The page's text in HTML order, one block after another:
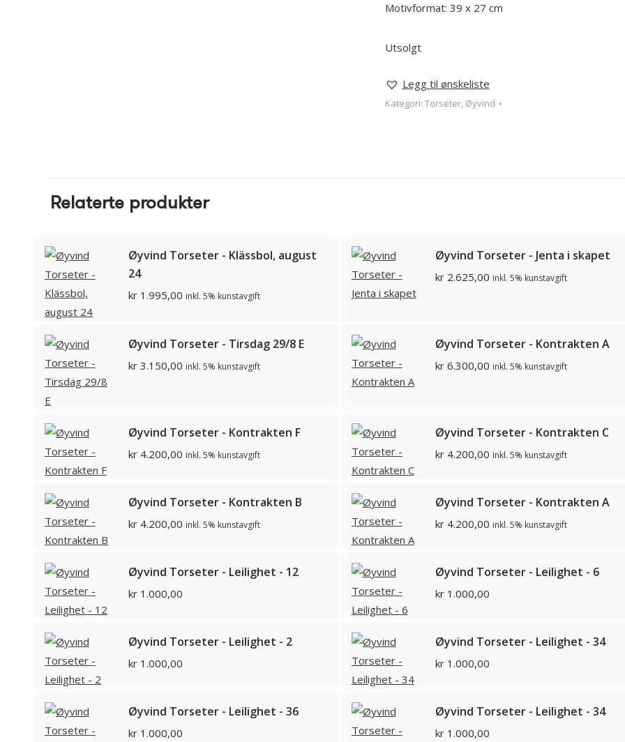
Motivformat: 39 x 27 cm
Utsolgt
Legg til ønskeliste
Kategori: Torseter, Øyvind
Relaterte produkter
Øyvind Torseter - Klässbol, august
24
kr 1.995,00 inkl. 5% kunstavgift
Øyvind Torseter - Jenta i skapet
kr2.625,00 inkl. 5% kunstavgift
Øyvind Torseter - Tirsdag 29/8 E
kr 3.150,00 inkl. 5% kunstavgift
Øyvind Torseter - Kontrakten A
kr6.300,00 inkl. 5% kunstavgift
Øyvind Torseter - Kontrakten F
kr 4.200,00 inkl. 5% kunstavgift
Øyvind Torseter - Kontrakten C
kr4.200,00 inkl. 5% kunstavgift
Øyvind Torseter - Kontrakten B
kr 4.200,00 inkl. 5% kunstavgift
Øyvind Torseter - Kontrakten A
kr4.200,00 inkl. 5% kunstavgift
Øyvind Torseter - Leilighet - 12
kr 1.000,00
Øyvind Torseter - Leilighet - 6
kr1.000,00
Øyvind Torseter - Leilighet - 2
kr 1.000,00
Øyvind Torseter - Leilighet - 34
kr1.000,00
Øyvind Torseter - Leilighet - 36
kr 1.000,00
Øyvind Torseter - Leilighet - 34
kr1.000,00